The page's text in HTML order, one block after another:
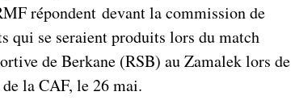
répondent devant la commission de
qui se seraient produits lors du match
de Berkane (RSB) au Zamalek lors de
la CAF, le 26 mai.